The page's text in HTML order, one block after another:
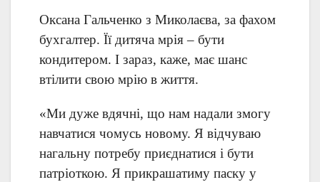
Оксана Гальченко з Миколаєва, за фахом
бухгалтер. Її дитяча мрія – бути
кондитером. І зараз, каже, має шанс
втілити свою мрію в життя.
«Ми дуже вдячні, що нам надали змогу
навчатися чомусь новому. Я відчуваю
нагальну потребу приєднатися і бути
патріоткою. Я прикрашатиму паску у